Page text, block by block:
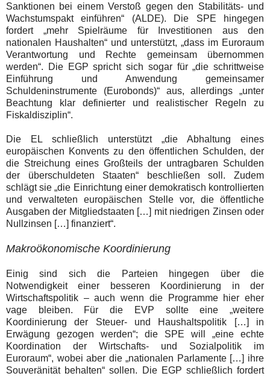
Sanktionen bei einem Verstoß gegen den Stabilitäts- und
Wachstumspakt einführen“ (ALDE). Die SPE hingegen
fordert „mehr Spielräume für Investitionen aus den
nationalen Haushalten“ und unterstützt, „dass im Euroraum
Verantwortung und Rechte gemeinsam übernommen
werden“. Die EGP spricht sich sogar für „die schrittweise
Einführung und Anwendung gemeinsamer
Schuldeninstrumente (Eurobonds)“ aus, allerdings „unter
Beachtung klar definierter und realistischer Regeln zu
Fiskaldisziplin“.
Die EL schließlich unterstützt „die Abhaltung eines
europäischen Konvents zu den öffentlichen Schulden, der
die Streichung eines Großteils der untragbaren Schulden
der überschuldeten Staaten“ beschließen soll. Zudem
schlägt sie „die Einrichtung einer demokratisch kontrollierten
und verwalteten europäischen Stelle vor, die öffentliche
Ausgaben der Mitgliedstaaten […] mit niedrigen Zinsen oder
Nullzinsen […] finanziert“.
Makroökonomische Koordinierung
Einig sind sich die Parteien hingegen über die
Notwendigkeit einer besseren Koordinierung in der
Wirtschaftspolitik – auch wenn die Programme hier eher
vage bleiben. Für die EVP sollte eine „weitere
Koordinierung der Steuer- und Haushaltspolitik […] in
Erwägung gezogen werden“; die SPE will „eine echte
Koordination der Wirtschafts- und Sozialpolitik im
Euroraum“, wobei aber die „nationalen Parlamente […] ihre
Souveränität behalten“ sollen. Die EGP schließlich fordert